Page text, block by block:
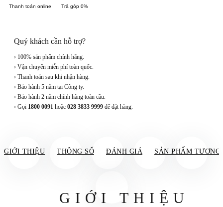
Thanh toán online Trả góp 0%
Quý khách cần hỗ trợ?
› 100% sản phẩm chính hãng.
› Vận chuyển miễn phí toàn quốc.
› Thanh toán sau khi nhận hàng.
› Bảo hành 5 năm tại Công ty.
› Bảo hành 2 năm chính hãng toàn cầu.
› Gọi 1800 0091 hoặc 028 3833 9999 để đặt hàng.
GIỚI THIỆU THÔNG SỐ ĐÁNH GIÁ SẢN PHẨM TƯƠNG
GIỚI THIỆU